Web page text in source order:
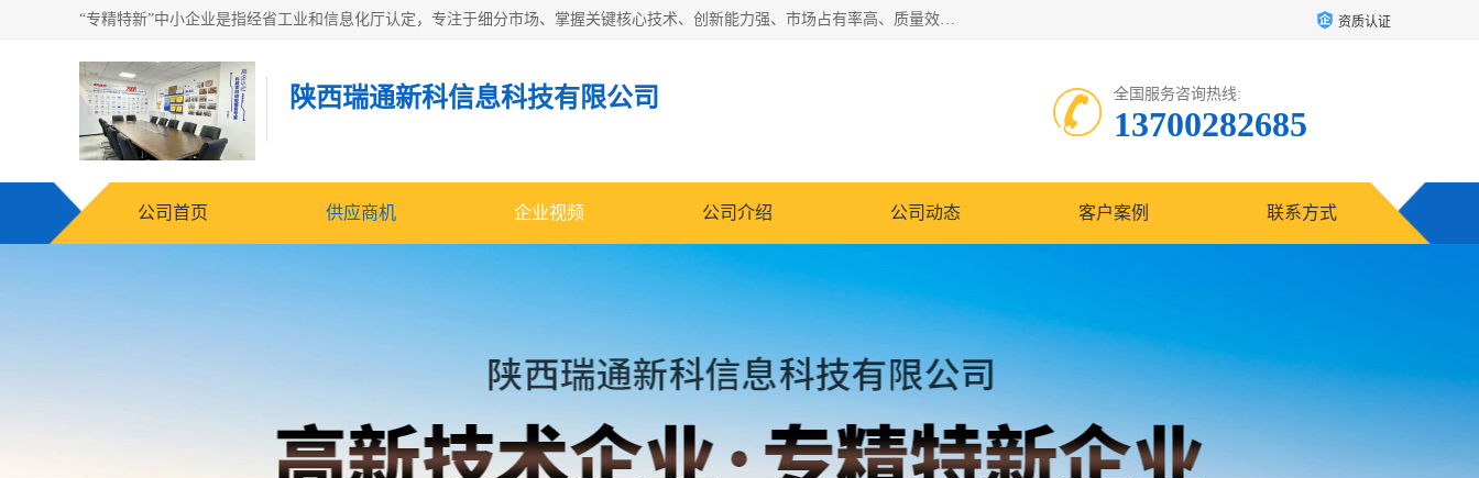
“专精特新”中小企业是指经省工业和信息化厅认定，专注于细分市场、掌握关键核心技术、创新能力强、市场占有率高、质量效益优，在专业化、精细化、特色化、新颖化等方面表现突出的中小企业。 资质认证
陕西瑞通新科信息科技有限公司 全国服务咨询热线:
13700282685
公司首页 供应商机 企业视频 公司介绍 公司动态 客户案例 联系方式